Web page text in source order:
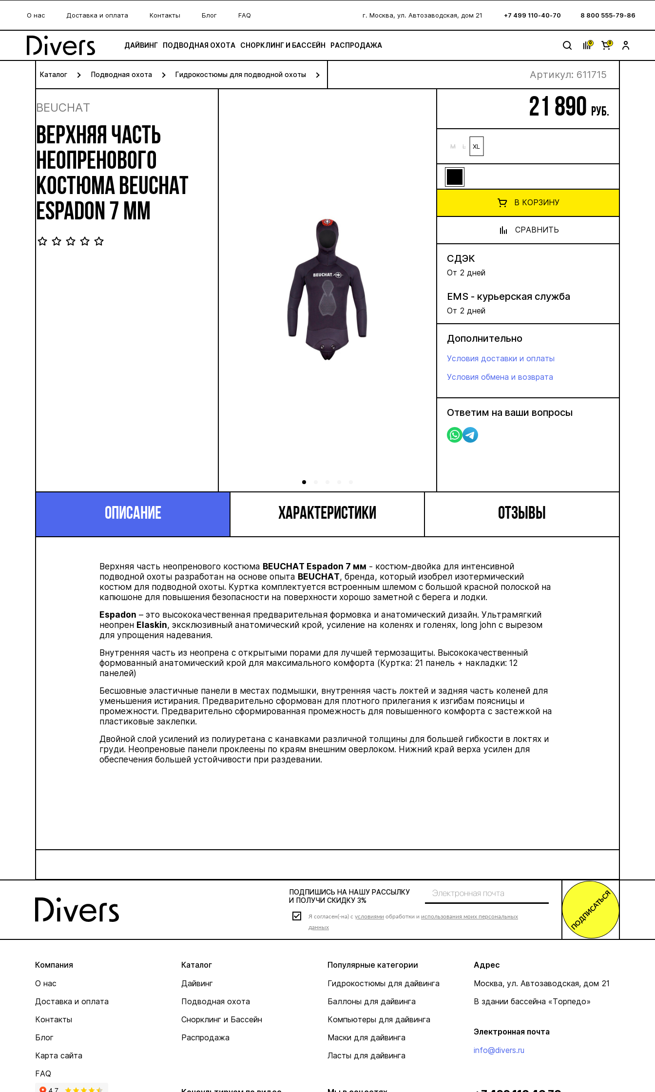
О нас Доставка и оплата Контакты Блог FAQ г. Москва, ул. Автозаводская, дом 21 +7 499 110-40-70 8 800 555-79-86
ДАЙВИНГ ПОДВОДНАЯ ОХОТА СНОРКЛИНГ И БАССЕЙН РАСПРОДАЖА 0 0
Каталог Подводная охота Гидрокостюмы для подводной охоты Артикул: 611715
BEUCHAT
ВЕРХНЯЯ ЧАСТЬ
НЕОПРЕНОВОГО
КОСТЮМА BEUCHAT
ESPADON 7 ММ
21 890 руб.
M L XL
В КОРЗИНУ
СРАВНИТЬ
СДЭК
От 2 дней
EMS - курьерская служба
От 2 дней
Дополнительно
Условия доставки и оплаты
Условия обмена и возврата
Ответим на ваши вопросы
ОПИСАНИЕ ХАРАКТЕРИСТИКИ ОТЗЫВЫ
Верхняя часть неопренового костюма BEUCHAT Espadon 7 мм - костюм-двойка для интенсивной
подводной охоты разработан на основе опыта BEUCHAT, бренда, который изобрел изотермический
костюм для подводной охоты. Куртка комплектуется встроенным шлемом с большой красной полоской на
капюшоне для повышения безопасности на поверхности хорошо заметной с берега и лодки.
Espadon – это высококачественная предварительная формовка и анатомический дизайн. Ультрамягкий
неопрен Elaskin, эксклюзивный анатомический крой, усиление на коленях и голенях, long john с вырезом
для упрощения надевания.
Внутренняя часть из неопрена с открытыми порами для лучшей термозащиты. Высококачественный
формованный анатомический крой для максимального комфорта (Куртка: 21 панель + накладки: 12
панелей)
Бесшовные эластичные панели в местах подмышки, внутренняя часть локтей и задняя часть коленей для
уменьшения истирания. Предварительно сформован для плотного прилегания к изгибам поясницы и
промежности. Предварительно сформированная промежность для повышенного комфорта с застежкой на
пластиковые заклепки.
Двойной слой усилений из полиуретана с канавками различной толщины для большей гибкости в локтях и
груди. Неопреновые панели проклеены по краям внешним оверлоком. Нижний край верха усилен для
обеспечения большей устойчивости при раздевании.
ПОДПИШИСЬ НА НАШУ РАССЫЛКУ
И ПОЛУЧИ СКИДКУ 3%
Я согласен(-на) с условиями обработки и использования моих персональных
данных
ПОДПИСАТЬСЯ
Компания
О нас
Доставка и оплата
Контакты
Блог
Карта сайта
FAQ
Каталог
Дайвинг
Подводная охота
Снорклинг и Бассейн
Распродажа
Популярные категории
Гидрокостюмы для дайвинга
Баллоны для дайвинга
Компьютеры для дайвинга
Маски для дайвинга
Ласты для дайвинга
Адрес
Москва, ул. Автозаводская, дом 21
В здании бассейна «Торпедо»
Электронная почта
info@divers.ru